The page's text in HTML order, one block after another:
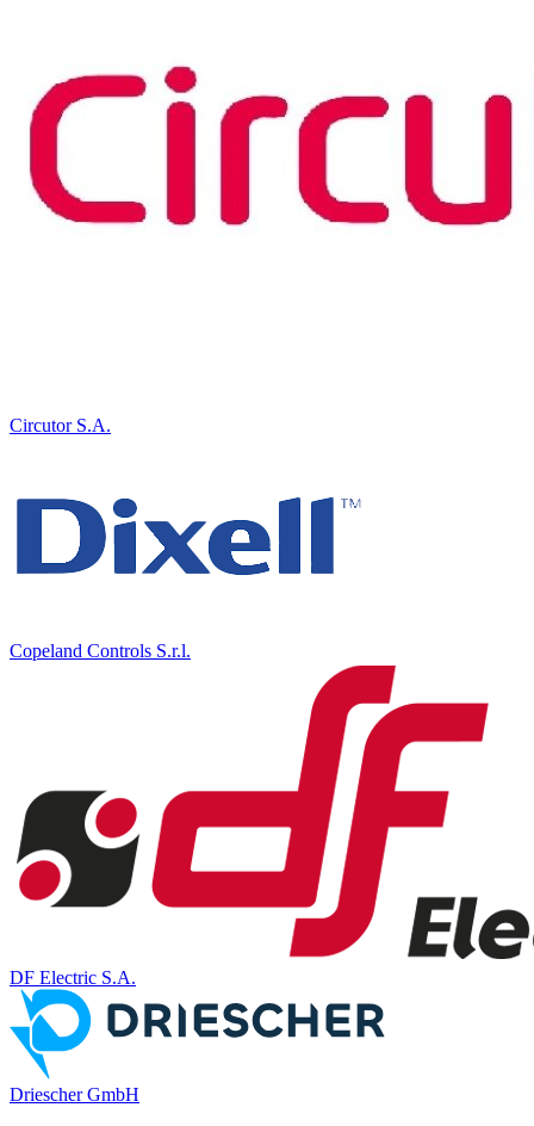
Circutor S.A.
Copeland Controls S.r.l.
DF Electric S.A.
Driescher GmbH